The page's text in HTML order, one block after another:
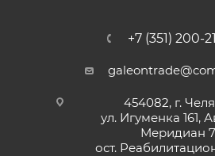
+7 (351) 200-
454082, г.
ул. Игуменка 161,
Меридиан
ост.